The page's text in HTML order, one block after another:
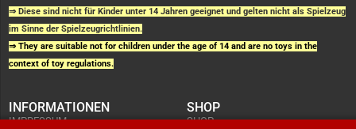
⇒ Diese sind nicht für Kinder unter 14 Jahren geeignet und gelten nicht als Spielzeug
im Sinne der Spielzeugrichtlinien.
⇒ They are suitable not for children under the age of 14 and are no toys in the
context of toy regulations.
INFORMATIONEN
IMPRESSUM
SHOP
SHOP